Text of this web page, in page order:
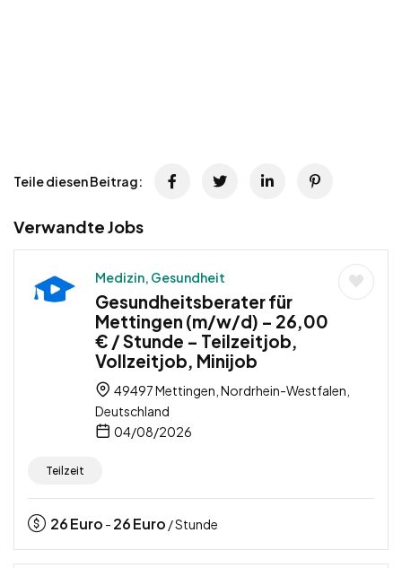
Teile diesen Beitrag:
Verwandte Jobs
Medizin, Gesundheit
Gesundheitsberater für
Mettingen (m/w/d) – 26,00
€ / Stunde – Teilzeitjob,
Vollzeitjob, Minijob
49497 Mettingen, Nordrhein-Westfalen,
Deutschland
04/08/2026
Teilzeit
26Euro - 26Euro / Stunde